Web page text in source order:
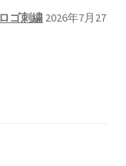
ゴ刺繍 2026年7月27